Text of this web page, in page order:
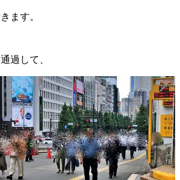
ます。
過して、